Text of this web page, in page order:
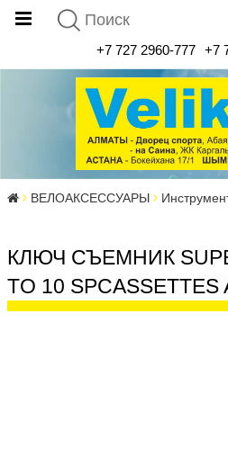
+7 727 2960-777 +7
ВЕЛОАКСЕССУАРЫ
КЛЮЧ СЪЕМНИК
TO 10 SPCASSETTES